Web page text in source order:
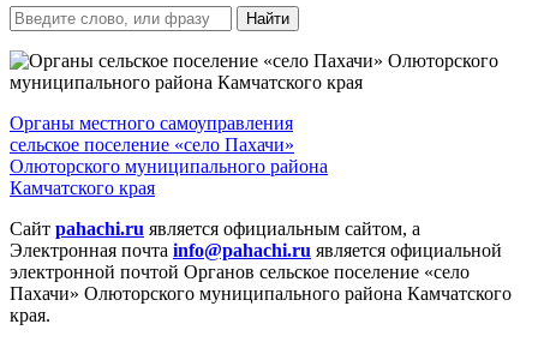
Найти
Органы местного самоуправления
сельское поселение «село Пахачи»
Олюторского муниципального района
Камчатского края
Сайт pahachi.ru является официальным сайтом, а
Электронная почта info@pahachi.ru является официальной
электронной почтой Органов сельское поселение «село
Пахачи» Олюторского муниципального района Камчатского
края.